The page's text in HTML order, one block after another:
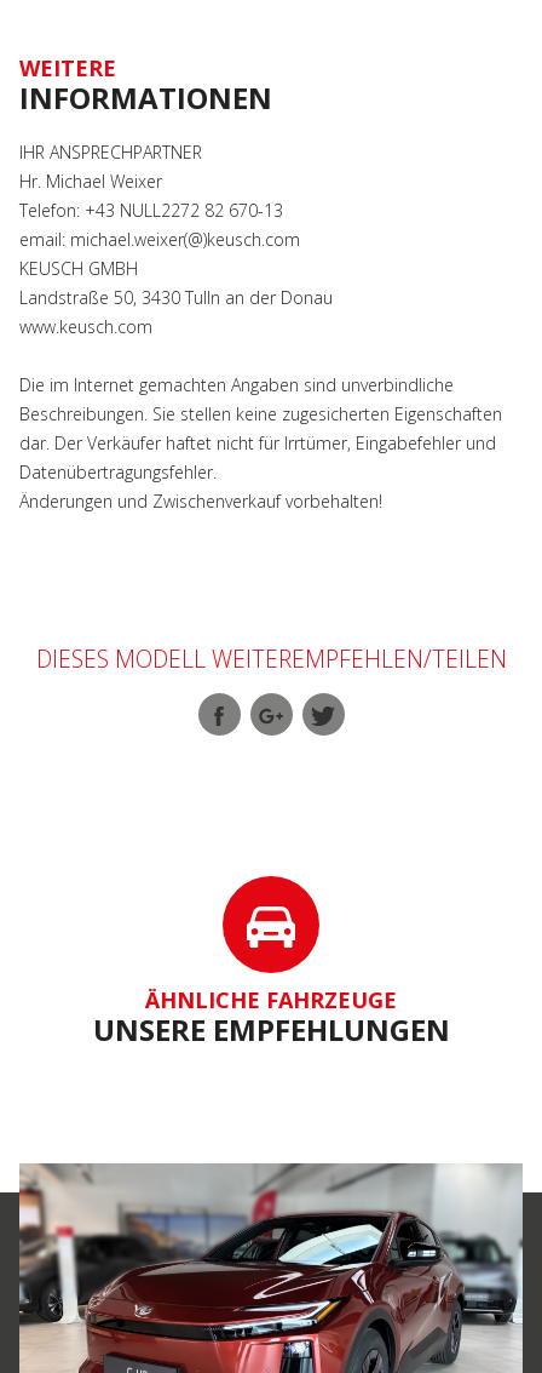
WEITERE
INFORMATIONEN
IHR ANSPRECHPARTNER
Hr. Michael Weixer
Telefon: +43 NULL2272 82 670-13
email: michael.weixer(@)keusch.com
KEUSCH GMBH
Landstraße 50, 3430 Tulln an der Donau
www.keusch.com
Die im Internet gemachten Angaben sind unverbindliche
Beschreibungen. Sie stellen keine zugesicherten Eigenschaften
dar. Der Verkäufer haftet nicht für Irrtümer, Eingabefehler und
Datenübertragungsfehler.
Änderungen und Zwischenverkauf vorbehalten!
DIESES MODELL WEITEREMPFEHLEN/TEILEN
ÄHNLICHE FAHRZEUGE
UNSERE EMPFEHLUNGEN